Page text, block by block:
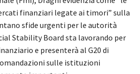
finanziari legate ai timori” sulla
sfide urgenti per le autorità
Stability Board sta lavorando per
e presenterà al G20 di
sulle istituzioni